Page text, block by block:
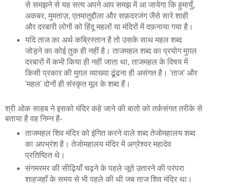
से समझने से यह सत्य अपने आप समझ में आ जायेगा कि हुमायुँ,
अकबर, मुमताज़, एतमातुद्दौला और सफ़दरजंग जैसे सारे शाही
और दरबारी लोगों को हिंदू महलों या मंदिरों में दफ़नाया गया है।
यदि ताज का अर्थ कब्रिस्तान है तो उसके साथ महल शब्द
जोड़ने का कोई तुक ही नहीं है। ताजमहल शब्द का प्रयोग मुग़ल
दरबारों में कभी किया ही नहीं जाता था, ताजमहल के विषय में
किसी प्रकार की मुग़ल व्याख्या ढूंढना ही असंगत है। 'ताज' और
'महल' दोनों ही संस्कृत मूल के शब्द हैं।
श्री ओक साहब ने इसको मंदिर कहे जाने की बातो को तर्कसंगत तरीके से
बताया है वह निम्न है-
ताजमहल शिव मंदिर को इंगित करने वाले शब्द तेजोमहालय शब्द
का अपभ्रंश है। तेजोमहालय मंदिर में अग्रेश्वर महादेव
प्रतिष्ठित थे।
संगमरमर की सीढ़ियाँ चढ़ने के पहले जूते उतारने की परंपरा
शाहजहाँ के समय से भी पहले की थी जब ताज शिव मंदिर था।